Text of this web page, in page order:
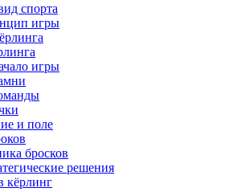
спорта
игры
игры
и поле
бросков
решения
кёрлинг